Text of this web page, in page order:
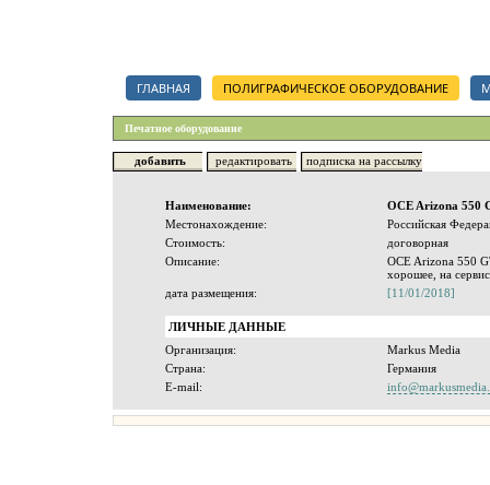
ГЛАВНАЯ ПОЛИГРАФИЧЕСКОЕ ОБОРУДОВАНИЕ
Печатное оборудование
добавить редактировать подписка на рассылку
Наименование:
OCE Arizona 550
Местонахождение:
Российская
Стоимость:
договорная
Описание:
OCE Arizona 550
хорошее, на
дата размещения:
[11/01/2018]
ЛИЧНЫЕ ДАННЫЕ
Организация:
Markus Media
Страна:
Германия
E-mail: